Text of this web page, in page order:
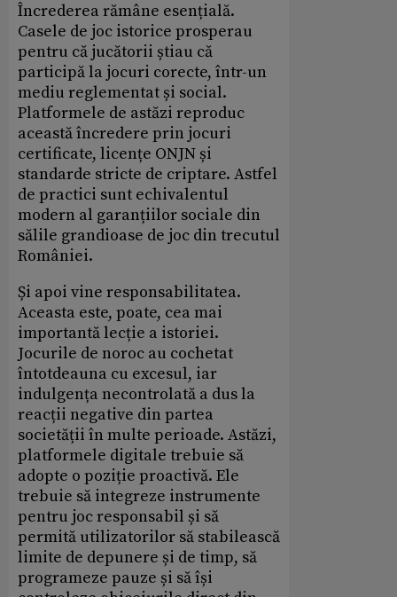
Încrederea rămâne esențială.
Casele de joc istorice prosperau
pentru că jucătorii știau că
participă la jocuri corecte, într-un
mediu reglementat și social.
Platformele de astăzi reproduc
această încredere prin jocuri
certificate, licențe ONJN și
standarde stricte de criptare. Astfel
de practici sunt echivalentul
modern al garanțiilor sociale din
sălile grandioase de joc din trecutul
României.
Și apoi vine responsabilitatea.
Aceasta este, poate, cea mai
importantă lecție a istoriei.
Jocurile de noroc au cochetat
întotdeauna cu excesul, iar
indulgența necontrolată a dus la
reacții negative din partea
societății în multe perioade. Astăzi,
platformele digitale trebuie să
adopte o poziție proactivă. Ele
trebuie să integreze instrumente
pentru joc responsabil și să
permită utilizatorilor să stabilească
limite de depunere și de timp, să
programeze pauze și să își